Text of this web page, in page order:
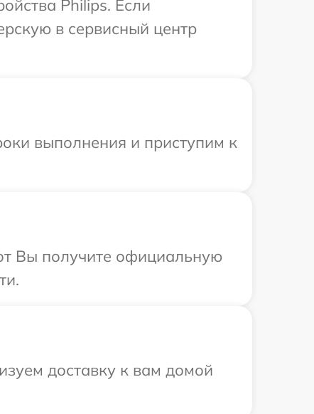
Philips. Если
в сервисный центр
выполнения и приступим к
Вы получите официальную
доставку к вам домой